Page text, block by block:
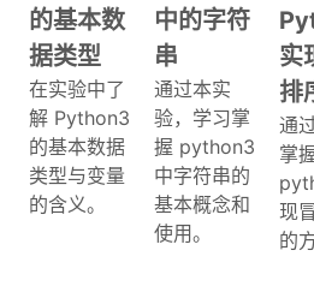
的基本数
据类型
在实验中了
解 Python3
的基本数据
类型与变量
的含义。
中的字符
串
通过本实
验，学习掌
握 python3
中字符串的
基本概念和
使用。
实
排
通
掌
现
的